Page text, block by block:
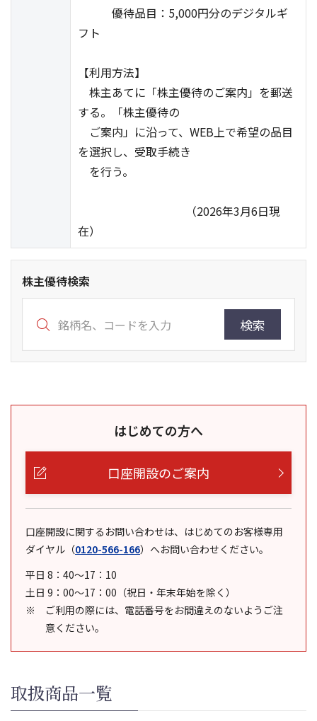
優待品目：5,000円分のデジタルギ
フト
【利用方法】
株主あてに「株主優待のご案内」を郵送
する。「株主優待の
ご案内」に沿って、WEB上で希望の品目
を選択し、受取手続き
を行う。
（2026年3月6日現
在）
株主優待検索
検索
はじめての方へ
口座開設のご案内
口座開設に関するお問い合わせは、はじめてのお客様専用
ダイヤル （0120-566-166） へお問い合わせください。
平日 8：40～17：10
土日 9：00～17：00（祝日・年末年始を除く）
ご利用の際には、電話番号をお間違えのないようご注
意ください。
取扱商品一覧